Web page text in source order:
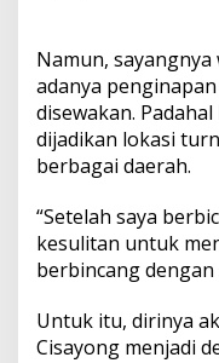
Namun,
adanya
disewakan.
dijadikan lokasi
berbagai daerah.
“Setelah saya
kesulitan untuk
berbincang
Untuk itu, dirinya
Cisayong menjadi